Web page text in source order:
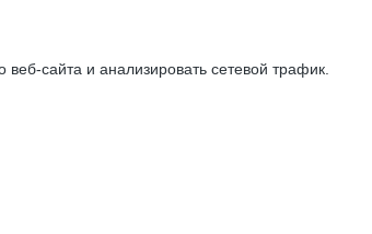
сайта и анализировать сетевой трафик.